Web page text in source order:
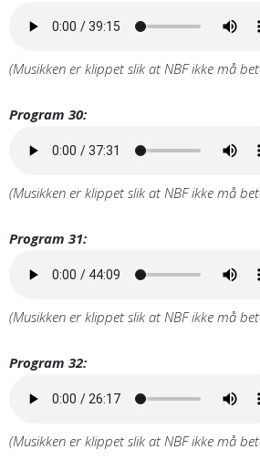
(Musikken er klippet slik at NBF ikke må
Program 30:
(Musikken er klippet slik at NBF ikke må
Program 31:
(Musikken er klippet slik at NBF ikke må
Program 32:
(Musikken er klippet slik at NBF ikke må